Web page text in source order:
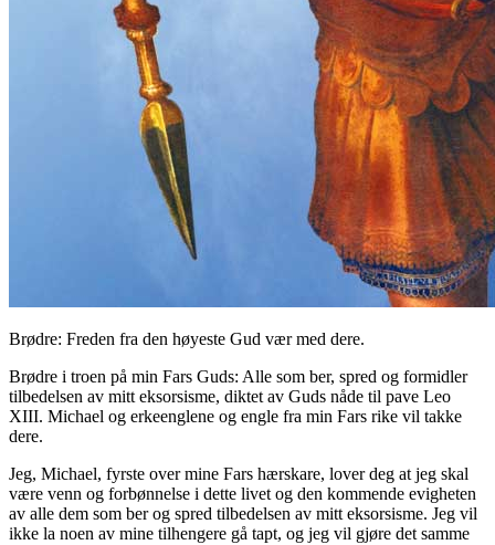
Brødre: Freden fra den høyeste Gud vær med dere.
Brødre i troen på min Fars Guds: Alle som ber, spred og formidler
tilbedelsen av mitt eksorsisme, diktet av Guds nåde til pave Leo
XIII. Michael og erkeenglene og engle fra min Fars rike vil takke
dere.
Jeg, Michael, fyrste over mine Fars hærskare, lover deg at jeg skal
være venn og forbønnelse i dette livet og den kommende evigheten
av alle dem som ber og spred tilbedelsen av mitt eksorsisme. Jeg vil
ikke la noen av mine tilhengere gå tapt, og jeg vil gjøre det samme